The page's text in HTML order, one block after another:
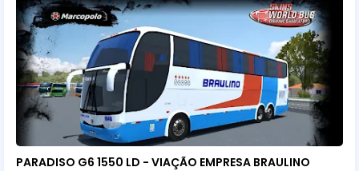
PARADISO G6 1550 LD - VIAÇÃO EMPRESA BRAULINO